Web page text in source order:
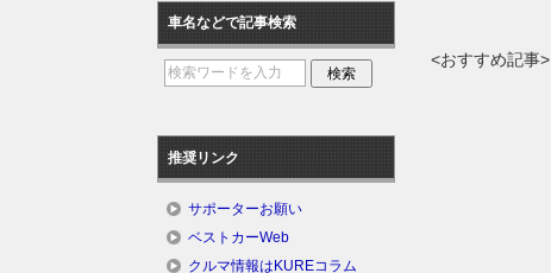
<おすすめ記事>
車名などで記事検索
推奨リンク
サポーターお願い
ベストカーWeb
クルマ情報はKUREコラム